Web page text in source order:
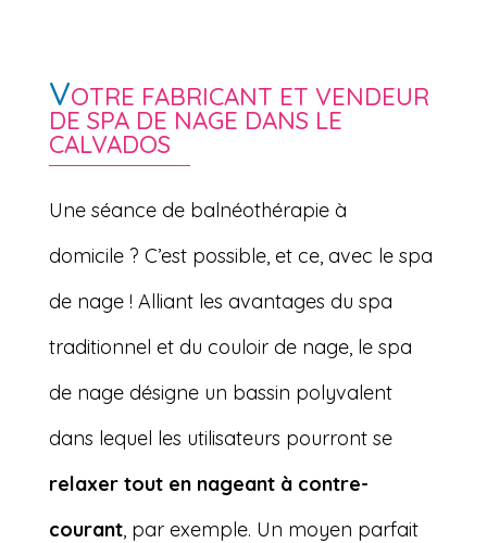
VOTRE FABRICANT ET VENDEUR
DE SPA DE NAGE DANS LE
CALVADOS
Une séance de balnéothérapie à
domicile ? C’est possible, et ce, avec le spa
de nage ! Alliant les avantages du spa
traditionnel et du couloir de nage, le spa
de nage désigne un bassin polyvalent
dans lequel les utilisateurs pourront se
relaxer tout en nageant à contre-
courant, par exemple. Un moyen parfait